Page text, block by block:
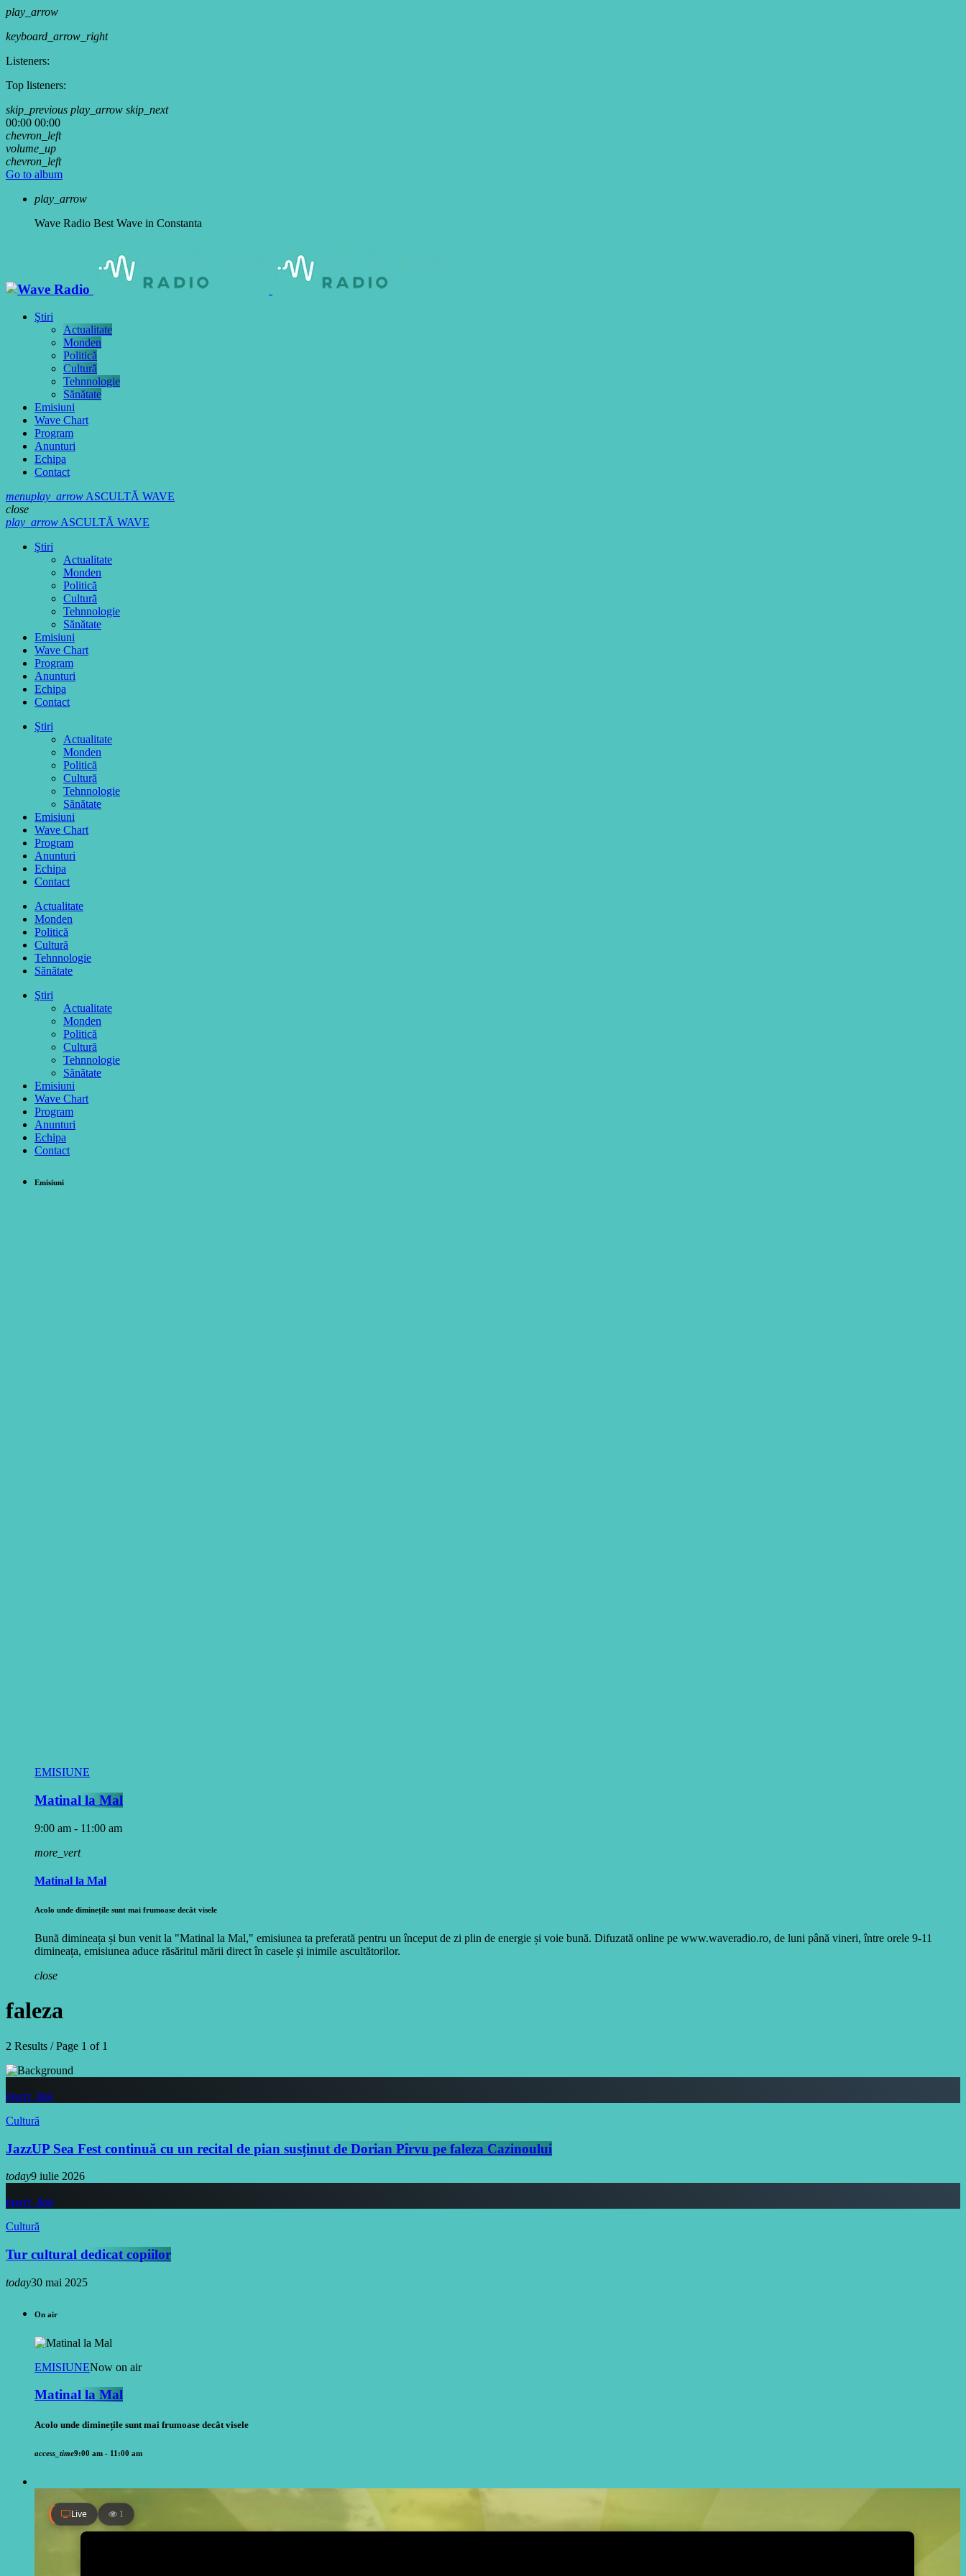
play_arrow
keyboard_arrow_right
Listeners:
Top listeners:
skip_previous play_arrow skip_next
00:00 00:00
chevron_left
volume_up
chevron_left
Go to album
play_arrow
Wave Radio Best Wave in Constanta
Ştiri
Actualitate
Monden
Politică
Cultură
Tehnnologie
Sănătate
Emisiuni
Wave Chart
Program
Anunturi
Echipa
Contact
menuplay_arrowASCULTĂ WAVE
close
play_arrowASCULTĂ WAVE
Ştiri
Actualitate
Monden
Politică
Cultură
Tehnnologie
Sănătate
Emisiuni
Wave Chart
Program
Anunturi
Echipa
Contact
Ştiri
Actualitate
Monden
Politică
Cultură
Tehnnologie
Sănătate
Emisiuni
Wave Chart
Program
Anunturi
Echipa
Contact
Actualitate
Monden
Politică
Cultură
Tehnnologie
Sănătate
Ştiri
Actualitate
Monden
Politică
Cultură
Tehnnologie
Sănătate
Emisiuni
Wave Chart
Program
Anunturi
Echipa
Contact
Emisiuni
EMISIUNE
Matinal la Mal
9:00 am - 11:00 am
more_vert
Matinal la Mal
Acolo unde diminețile sunt mai frumoase decât visele
Bună dimineața și bun venit la "Matinal la Mal," emisiunea ta preferată pentru un început de zi plin de energie și voie bună. Difuzată online pe www.waveradio.ro, de luni până vineri, între orele 9-11
dimineața, emisiunea aduce răsăritul mării direct în casele și inimile ascultătorilor.
close
faleza
2 Results / Page 1 of 1
insert_link
Cultură
JazzUP Sea Fest continuă cu un recital de pian susținut de Dorian Pîrvu pe faleza Cazinoului
today9 iulie 2026
insert_link
Cultură
Tur cultural dedicat copiilor
today30 mai 2025
On air
EMISIUNENow on air
Matinal la Mal
Acolo unde diminețile sunt mai frumoase decât visele
access_time9:00 am - 11:00 am